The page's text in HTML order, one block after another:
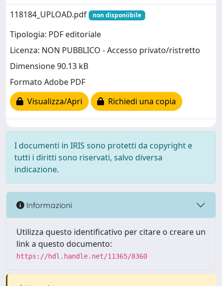
118184_UPLOAD.pdf
non disponiibile
Tipologia: PDF editoriale
Licenza: NON PUBBLICO - Accesso privato/ristretto
Dimensione 90.13 kB
Formato Adobe PDF
Visualizza/Apri
Richiedi una copia
I documenti in IRIS sono protetti da copyright e
tutti i diritti sono riservati, salvo diversa
indicazione.
Informazioni
Utilizza questo identificativo per citare o creare un
link a questo documento:
https://hdl.handle.net/11365/8360